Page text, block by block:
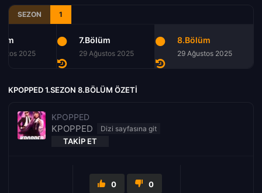
SEZON 1
2025
7.Bölüm
29 Ağustos 2025
8.Bölüm
29 Ağustos 2025
KPOPPED 1.SEZON 8.BÖLÜM ÖZETI
KPOPPED
KPOPPED
TAKIP ET
0 0